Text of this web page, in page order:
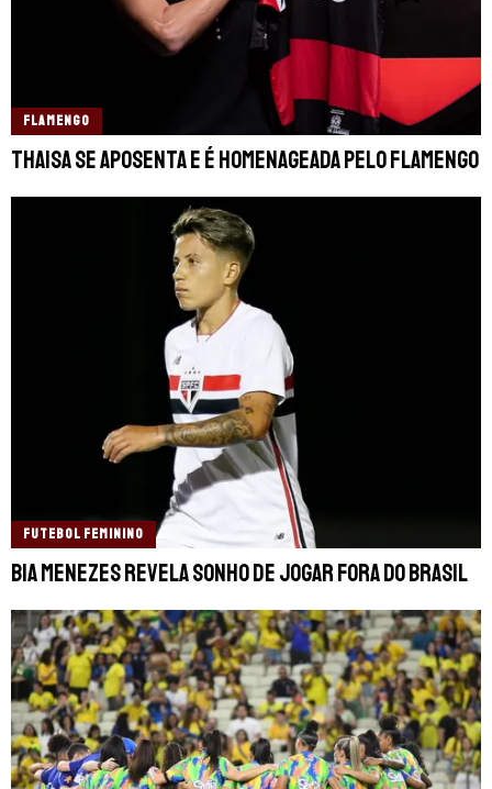
FLAMENGO
Thaisa se aposenta e é homenageada pelo Flamengo
FUTEBOL FEMININO
Bia Menezes revela sonho de jogar fora do Brasil